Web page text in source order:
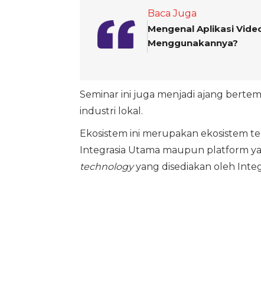
Baca Juga
Mengenal Aplikasi
Menggunakannya?
Seminar ini juga menjadi ajang
industri lokal.
Ekosistem ini merupakan ekosistem
Integrasia Utama maupun platform
technologyyang disediakan oleh